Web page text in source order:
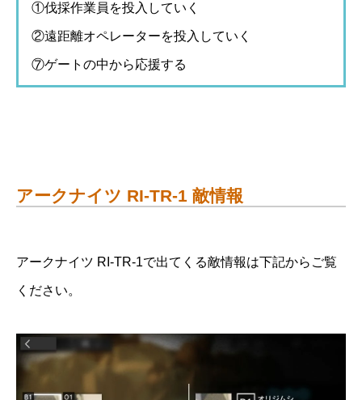
①伐採作業員を投入していく
②遠距離オペレーターを投入していく
⑦ゲートの中から応援する
アークナイツ RI-TR-1 敵情報
アークナイツ RI-TR-1で出てくる敵情報は下記からご覧
ください。